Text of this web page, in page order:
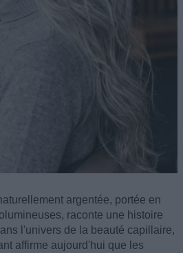
argentée, portée en
raconte une histoire
l'univers de la beauté capillaire,
affirme aujourd'hui que les